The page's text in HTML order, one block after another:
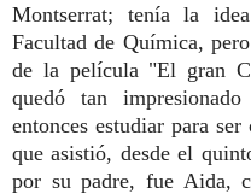
Montserrat; tenía la
Facultad de Química,
de la película "El gran
quedó tan
entonces estudiar para
que asistió, desde el
por su padre, fue Aida,